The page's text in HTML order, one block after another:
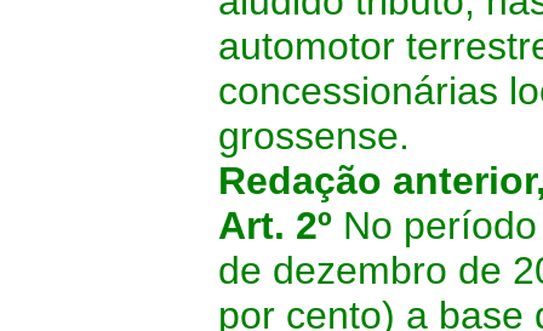
automotor
concessionárias
grossense.
Redação
Art. 2º No
de dezembro de
por cento) a base